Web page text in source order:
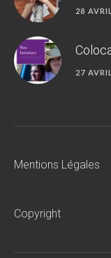
28
27
Mentions Légales
Copyright